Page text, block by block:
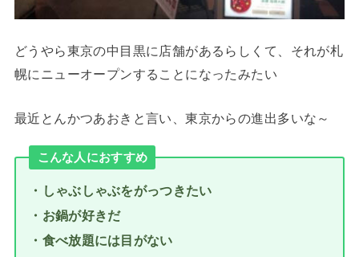
どうやら東京の中目黒に店舗があるらしくて、それが札
幌にニューオープンすることになったみたい
最近とんかつあおきと言い、東京からの進出多いな～
こんな人におすすめ
・しゃぶしゃぶをがっつきたい
・お鍋が好きだ
・食べ放題には目がない